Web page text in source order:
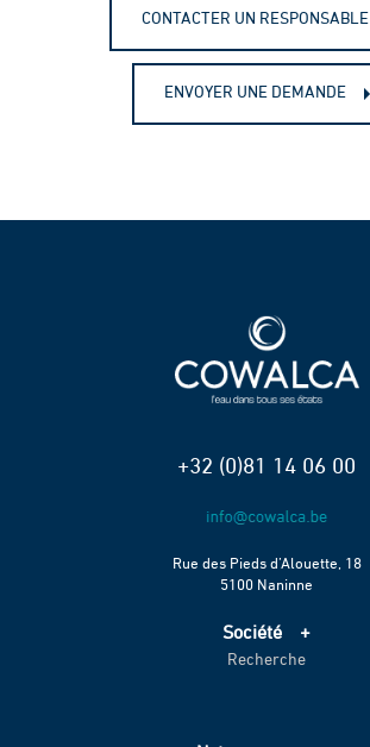
CONTACTER UN RESPONSABLE
ENVOYER UNE DEMANDE
+32 (0)81 14 06 00
Rue des Pieds d’Alouette, 18
5100 Naninne
Société
Accueil
Recherche